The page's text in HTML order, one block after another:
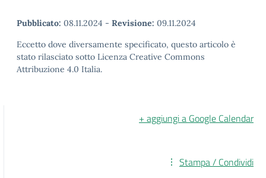
Pubblicato: 08.11.2024 - Revisione: 09.11.2024
Eccetto dove diversamente specificato, questo articolo è
stato rilasciato sotto Licenza Creative Commons
Attribuzione 4.0 Italia.
+ aggiungi a Google Calendar
Stampa / Condividi